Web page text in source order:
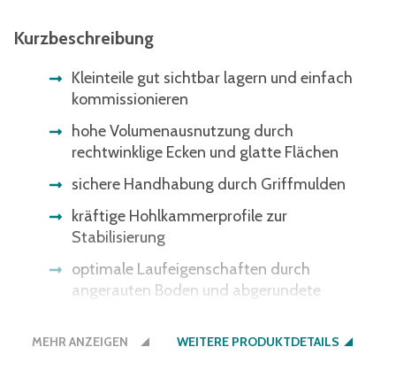
Kurzbeschreibung
Kleinteile gut sichtbar lagern und einfach
kommissionieren
hohe Volumenausnutzung durch
rechtwinklige Ecken und glatte Flächen
sichere Handhabung durch Griffmulden
kräftige Hohlkammerprofile zur
Stabilisierung
optimale Laufeigenschaften durch
angerauten Boden und abgerundete
MEHR ANZEIGEN WEITERE PRODUKTDETAILS